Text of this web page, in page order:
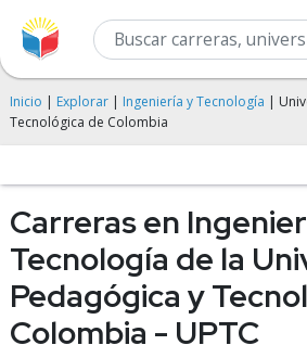
Inicio | Explorar | Ingeniería y Tecnología |
Tecnológica de Colombia
Carreras en
Tecnología de la
Pedagógica y
Colombia - UPTC